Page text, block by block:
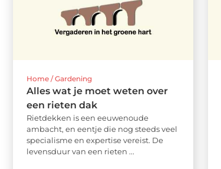
Home / Gardening
Alles wat je moet weten over
een rieten dak
Rietdekken is een eeuwenoude
ambacht, en eentje die nog steeds veel
specialisme en expertise vereist. De
levensduur van een rieten ...